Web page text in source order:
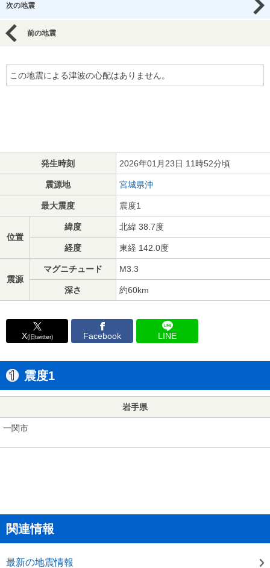
次の地震
前の地震
この地震による津波の心配はありません。
発生時刻 2026年01月23日 11時52分頃
震源地 宮城県沖
最大震度 震度1
位置
緯度 北緯 38.7度
経度 東経 142.0度
震源
マグニチュード M3.3
深さ 約60km
X(旧twitter) Facebook LINE
震度1
岩手県
一関市
関連情報
最新の地震情報